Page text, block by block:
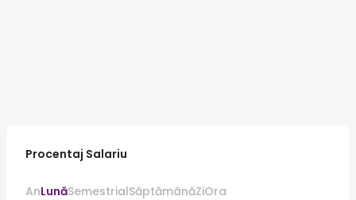
Procentaj Salariu
AnLunăSemestrialSăptămânăZiOra